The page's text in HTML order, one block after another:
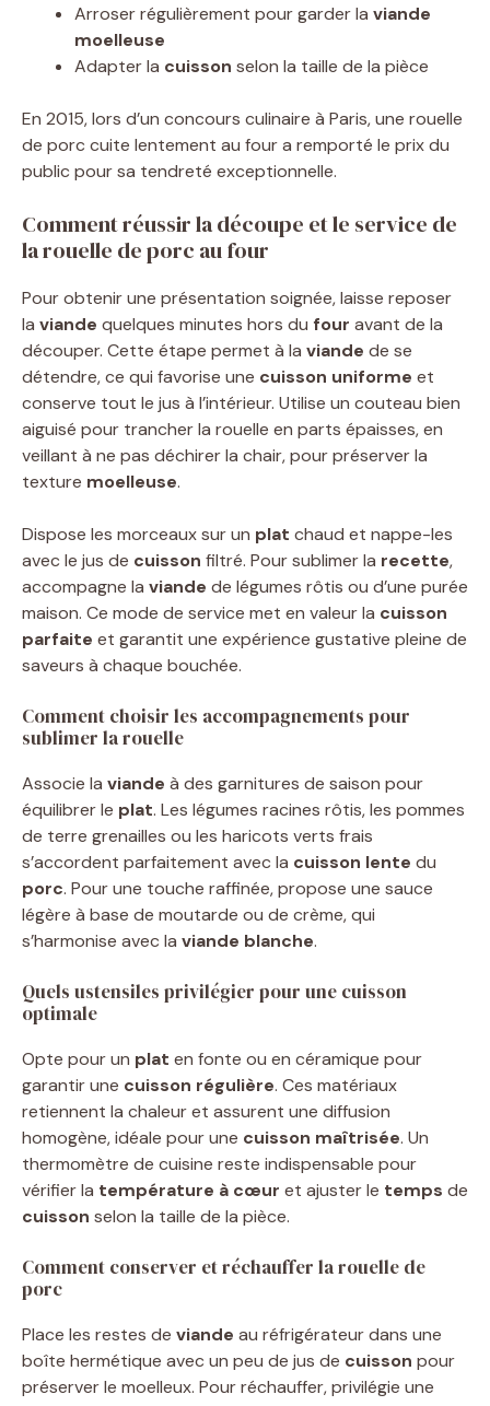
Arroser régulièrement pour garder la viande
moelleuse
Adapter la cuisson selon la taille de la pièce
En 2015, lors d’un concours culinaire à Paris, une rouelle
de porc cuite lentement au four a remporté le prix du
public pour sa tendreté exceptionnelle.
Comment réussir la découpe et le service de
la rouelle de porc au four
Pour obtenir une présentation soignée, laisse reposer
la viande quelques minutes hors du four avant de la
découper. Cette étape permet à la viande de se
détendre, ce qui favorise une cuisson uniforme et
conserve tout le jus à l’intérieur. Utilise un couteau bien
aiguisé pour trancher la rouelle en parts épaisses, en
veillant à ne pas déchirer la chair, pour préserver la
texture moelleuse.
Dispose les morceaux sur un plat chaud et nappe-les
avec le jus de cuisson filtré. Pour sublimer la recette,
accompagne la viande de légumes rôtis ou d’une purée
maison. Ce mode de service met en valeur la cuisson
parfaite et garantit une expérience gustative pleine de
saveurs à chaque bouchée.
Comment choisir les accompagnements pour
sublimer la rouelle
Associe la viande à des garnitures de saison pour
équilibrer le plat. Les légumes racines rôtis, les pommes
de terre grenailles ou les haricots verts frais
s’accordent parfaitement avec la cuisson lente du
porc. Pour une touche raffinée, propose une sauce
légère à base de moutarde ou de crème, qui
s’harmonise avec la viande blanche.
Quels ustensiles privilégier pour une cuisson
optimale
Opte pour un plat en fonte ou en céramique pour
garantir une cuisson régulière. Ces matériaux
retiennent la chaleur et assurent une diffusion
homogène, idéale pour une cuisson maîtrisée. Un
thermomètre de cuisine reste indispensable pour
vérifier la température à cœur et ajuster le temps de
cuisson selon la taille de la pièce.
Comment conserver et réchauffer la rouelle de
porc
Place les restes de viande au réfrigérateur dans une
boîte hermétique avec un peu de jus de cuisson pour
préserver le moelleux. Pour réchauffer, privilégie une